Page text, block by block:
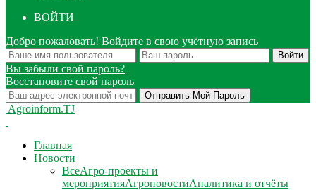
ВОЙТИ
Добро пожаловать! Войдите в свою учётную запись
Вы забыли свой пароль?
Восстановите свой пароль
Agroinform.TJ
Главная
Новости
ВсеАгро-проекты и
мероприятияАгроновостиАналитика и отчёты